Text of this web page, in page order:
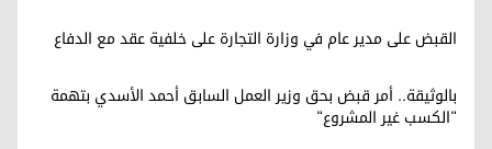
القبض على مدير عام في وزارة التجارة على خلفية عقد مع الدفاع
بالوثيقة.. أمر قبض بحق وزير العمل السابق أحمد الأسدي بتهمة
"الكسب غير المشروع"